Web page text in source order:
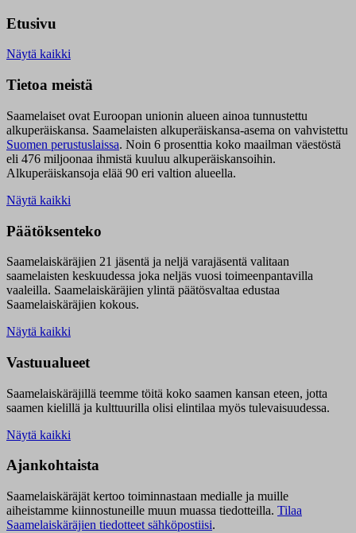
Etusivu
Näytä kaikki
Tietoa meistä
Saamelaiset ovat Euroopan unionin alueen ainoa tunnustettu
alkuperäiskansa. Saamelaisten alkuperäiskansa-asema on vahvistettu
Suomen perustuslaissa. Noin 6 prosenttia koko maailman väestöstä
eli 476 miljoonaa ihmistä kuuluu alkuperäiskansoihin.
Alkuperäiskansoja elää 90 eri valtion alueella.
Näytä kaikki
Päätöksenteko
Saamelaiskäräjien 21 jäsentä ja neljä varajäsentä valitaan
saamelaisten keskuudessa joka neljäs vuosi toimeenpantavilla
vaaleilla. Saamelaiskäräjien ylintä päätösvaltaa edustaa
Saamelaiskäräjien kokous.
Näytä kaikki
Vastuualueet
Saamelaiskäräjillä teemme töitä koko saamen kansan eteen, jotta
saamen kielillä ja kulttuurilla olisi elintilaa myös tulevaisuudessa.
Näytä kaikki
Ajankohtaista
Saamelaiskäräjät kertoo toiminnastaan medialle ja muille
aiheistamme kiinnostuneille muun muassa tiedotteilla. Tilaa
Saamelaiskäräjien tiedotteet sähköpostiisi.